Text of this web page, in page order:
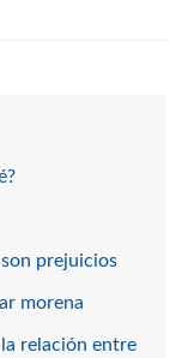
prejuicios
morena
relación entre